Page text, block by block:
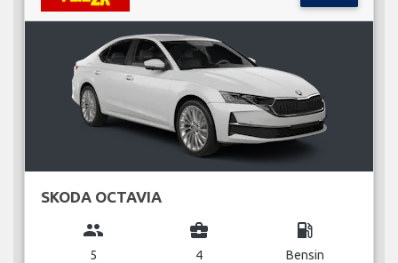
SKODA OCTAVIA
group
5
business_center
4
local_gas_station
Bensin